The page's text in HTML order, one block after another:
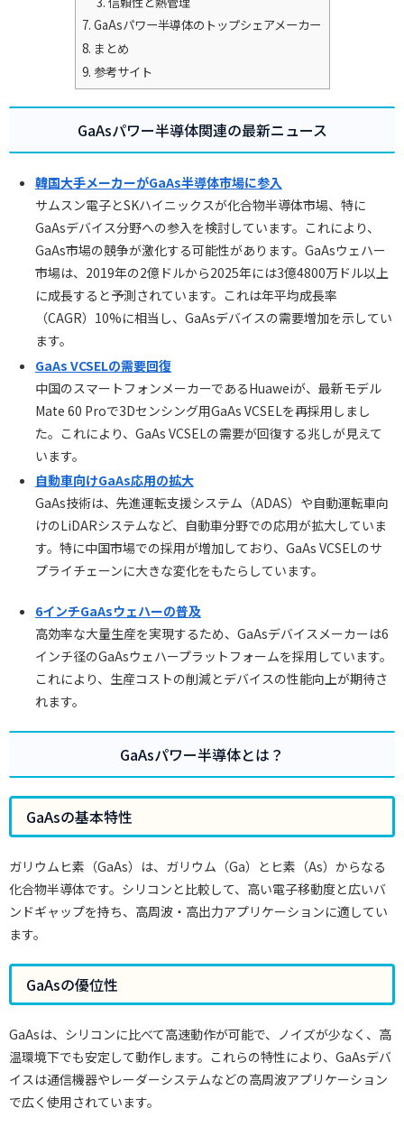
GaAsパワー半導体のトップシェアメーカー
まとめ
参考サイト
GaAsパワー半導体関連の最新ニュース
韓国大手メーカーがGaAs半導体市場に参入
サムスン電子とSKハイニックスが化合物半導体市場、特に
GaAsデバイス分野への参入を検討しています。これにより、
GaAs市場の競争が激化する可能性があります。GaAsウェハー
市場は、2019年の2億ドルから2025年には3億4800万ドル以上
に成長すると予測されています。これは年平均成長率
（CAGR）10%に相当し、GaAsデバイスの需要増加を示してい
ます。
GaAs VCSELの需要回復
中国のスマートフォンメーカーであるHuaweiが、最新モデル
Mate 60 Proで3Dセンシング用GaAs VCSELを再採用しまし
た。これにより、GaAs VCSELの需要が回復する兆しが見えて
います。
自動車向けGaAs応用の拡大
GaAs技術は、先進運転支援システム（ADAS）や自動運転車向
けのLiDARシステムなど、自動車分野での応用が拡大していま
す。特に中国市場での採用が増加しており、GaAs VCSELのサ
プライチェーンに大きな変化をもたらしています。
6インチGaAsウェハーの普及
高効率な大量生産を実現するため、GaAsデバイスメーカーは6
インチ径のGaAsウェハープラットフォームを採用しています。
これにより、生産コストの削減とデバイスの性能向上が期待さ
れます。
GaAsパワー半導体とは？
GaAsの基本特性
ガリウムヒ素（GaAs）は、ガリウム（Ga）とヒ素（As）からなる
化合物半導体です。シリコンと比較して、高い電子移動度と広いバ
ンドギャップを持ち、高周波・高出力アプリケーションに適してい
ます。
GaAsの優位性
GaAsは、シリコンに比べて高速動作が可能で、ノイズが少なく、高
温環境下でも安定して動作します。これらの特性により、GaAsデバ
イスは通信機器やレーダーシステムなどの高周波アプリケーション
で広く使用されています。